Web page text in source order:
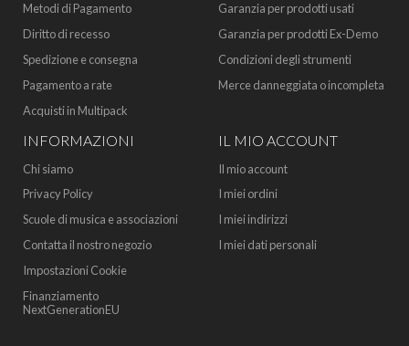
Metodi di Pagamento
Diritto di recesso
Spedizione e consegna
Pagamento a rate
Acquisti in Multipack
Garanzia per prodotti usati
Garanzia per prodotti Ex-Demo
Condizioni degli strumenti
Merce danneggiata o incompleta
INFORMAZIONI
Chi siamo
Privacy Policy
Scuole di musica e associazioni
Contatta il nostro negozio
Impostazioni Cookie
Finanziamento
NextGenerationEU
IL MIO ACCOUNT
Il mio account
I miei ordini
I miei indirizzi
I miei dati personali